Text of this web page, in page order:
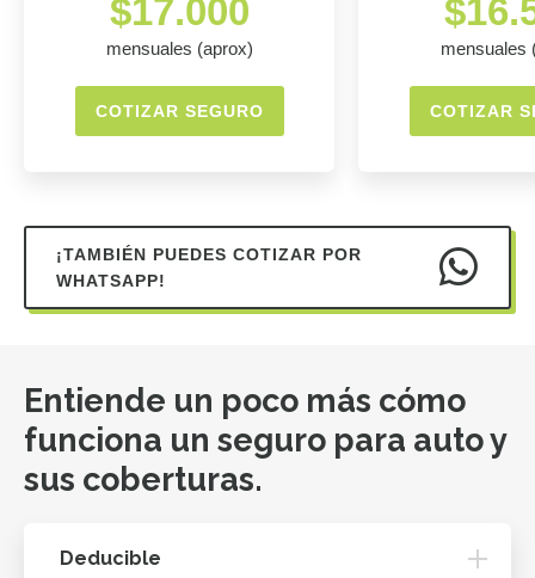
$17.000
mensuales (aprox)
COTIZAR SEGURO
mensuales
COTIZAR
¡TAMBIÉN PUEDES COTIZAR POR
WHATSAPP!
Entiende un poco más cómo
funciona un seguro para auto y
sus coberturas.
Deducible